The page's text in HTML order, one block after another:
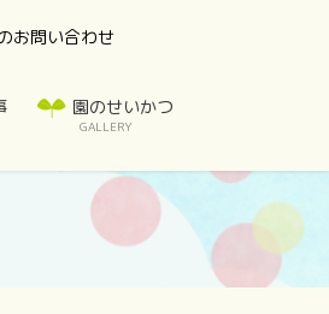
お問い合わせ
園のせいかつ
GALLERY